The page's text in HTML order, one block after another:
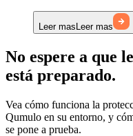
Leer mas Leer mas
No espere a que
está preparado.
Vea cómo funciona la
Qumulo en su entorno, y
se pone a prueba.